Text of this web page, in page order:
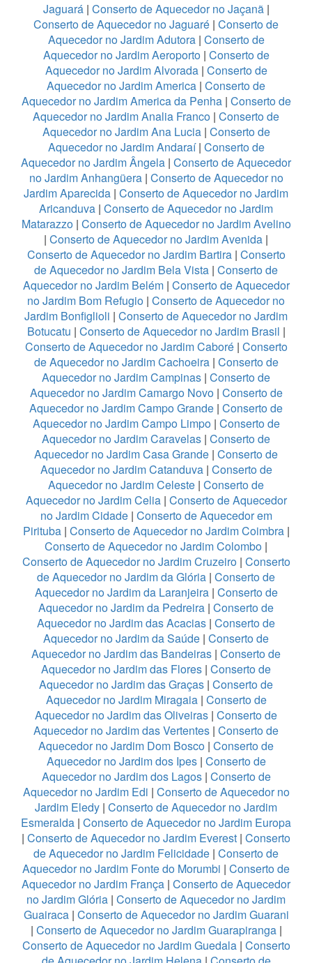
Jaguará| Conserto de Aquecedor no Jaçanã|
Conserto de Aquecedor no Jaguaré | Conserto de
Aquecedor no Jardim Adutora| Conserto de
Aquecedor no Jardim Aeroporto| Conserto de
Aquecedor no Jardim Alvorada| Conserto de
Aquecedor no Jardim America | Conserto de
Aquecedor no Jardim America da Penha| Conserto de
Aquecedor no Jardim Analia Franco | Conserto de
Aquecedor no Jardim Ana Lucia| Conserto de
Aquecedor no Jardim Andaraí| Conserto de
Aquecedor no Jardim Ângela | Conserto de Aquecedor
no Jardim Anhangüera| Conserto de Aquecedor no
Jardim Aparecida | Conserto de Aquecedor no Jardim
Aricanduva | Conserto de Aquecedor no Jardim
Matarazzo| Conserto de Aquecedor no Jardim Avelino
| Conserto de Aquecedor no Jardim Avenida |
Conserto de Aquecedor no Jardim Bartira| Conserto
de Aquecedor no Jardim Bela Vista | Conserto de
Aquecedor no Jardim Belém| Conserto de Aquecedor
no Jardim Bom Refugio | Conserto de Aquecedor no
Jardim Bonfiglioli | Conserto de Aquecedor no Jardim
Botucatu | Conserto de Aquecedor no Jardim Brasil |
Conserto de Aquecedor no Jardim Caboré| Conserto
de Aquecedor no Jardim Cachoeira| Conserto de
Aquecedor no Jardim Campinas | Conserto de
Aquecedor no Jardim Camargo Novo| Conserto de
Aquecedor no Jardim Campo Grande | Conserto de
Aquecedor no Jardim Campo Limpo| Conserto de
Aquecedor no Jardim Caravelas | Conserto de
Aquecedor no Jardim Casa Grande | Conserto de
Aquecedor no Jardim Catanduva| Conserto de
Aquecedor no Jardim Celeste | Conserto de
Aquecedor no Jardim Celia| Conserto de Aquecedor
no Jardim Cidade| Conserto de Aquecedor em
Pirituba| Conserto de Aquecedor no Jardim Coimbra|
Conserto de Aquecedor no Jardim Colombo |
Conserto de Aquecedor no Jardim Cruzeiro| Conserto
de Aquecedor no Jardim da Glória | Conserto de
Aquecedor no Jardim da Laranjeira| Conserto de
Aquecedor no Jardim da Pedreira | Conserto de
Aquecedor no Jardim das Acacias | Conserto de
Aquecedor no Jardim da Saúde | Conserto de
Aquecedor no Jardim das Bandeiras | Conserto de
Aquecedor no Jardim das Flores | Conserto de
Aquecedor no Jardim das Graças | Conserto de
Aquecedor no Jardim Miragaia| Conserto de
Aquecedor no Jardim das Oliveiras | Conserto de
Aquecedor no Jardim das Vertentes | Conserto de
Aquecedor no Jardim Dom Bosco | Conserto de
Aquecedor no Jardim dos Ipes| Conserto de
Aquecedor no Jardim dos Lagos| Conserto de
Aquecedor no Jardim Edi | Conserto de Aquecedor no
Jardim Eledy | Conserto de Aquecedor no Jardim
Esmeralda | Conserto de Aquecedor no Jardim Europa
| Conserto de Aquecedor no Jardim Everest | Conserto
de Aquecedor no Jardim Felicidade | Conserto de
Aquecedor no Jardim Fonte do Morumbi | Conserto de
Aquecedor no Jardim França | Conserto de Aquecedor
no Jardim Glória | Conserto de Aquecedor no Jardim
Guairaca| Conserto de Aquecedor no Jardim Guarani
| Conserto de Aquecedor no Jardim Guarapiranga|
Conserto de Aquecedor no Jardim Guedala| Conserto